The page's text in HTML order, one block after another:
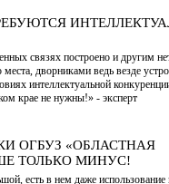
связях построено и другим
дворниками ведь везде
интеллектуальной
крае не нужны!» - эксперт
ОГБУЗ «ОБЛАСТНАЯ
ТОЛЬКО МИНУС!
есть в нем даже